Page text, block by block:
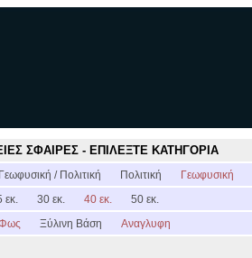
ΣΦΑΙΡΕΣ - ΕΠΙΛΕΞΤΕ ΚΑΤΗΓΟΡΙΑ
Γεωφυσική / Πολιτική Πολιτική Γεωφυσική
εκ. 30 εκ. 40 εκ.
50 εκ.
Ξύλινη Βάση Αναγλυφη